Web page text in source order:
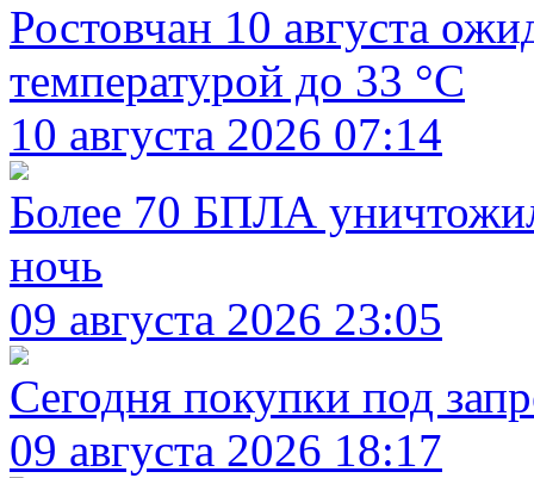
Ростовчан 10 августа
температурой до 33 °C
10 августа 2026 07:14
Более 70 БПЛА
ночь
09 августа 2026 23:05
Сегодня покупки под
09 августа 2026 18:17